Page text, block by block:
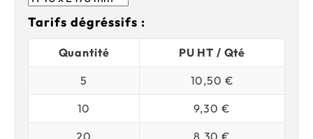
Tarifs dégréssifs :
Quantité
PU HT / Qté
5
10,50 €
10
9,30 €